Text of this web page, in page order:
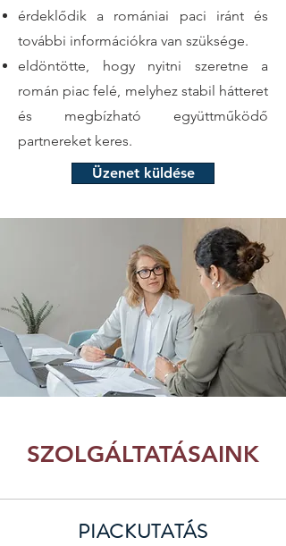
érdeklődik a romániai paci iránt és
további információkra van szüksége.
eldöntötte, hogy nyitni szeretne a
román piac felé, melyhez stabil hátteret
és megbízható együttműködő
partnereket keres.
Üzenet küldése
SZOLGÁLTATÁSAINK
PIACKUTATÁS